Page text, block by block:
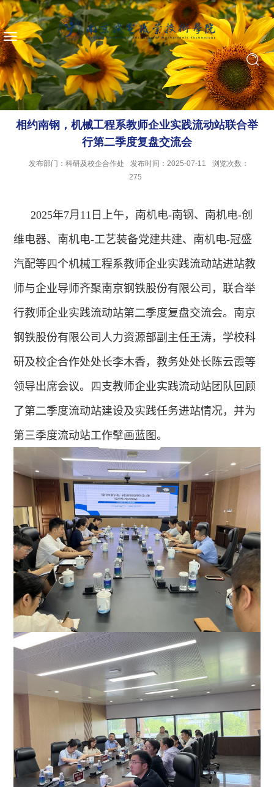
相约南钢，机械工程系教师企业实践流动站联合举
行第二季度复盘交流会
发布部门：科研及校企合作处 发布时间：2025-07-11
浏览次数：
275
2025年7月 11 日上午，南机电-南钢、南机电-创
维电器、南机电-工艺装备党建共建、南机电-冠盛
汽配等四个机械工程系教师企业实践流动站进站教
师与企业导师齐聚南京钢铁股份有限公司，联合举
行教师企业实践流动站第二季度复盘交流会。南京
钢铁股份有限公司人力资源部副主任王涛，学校科
研及校企合作处处长李木香，教务处处长陈云霞等
领导出席会议。
四 支教师企业实践流动站团队回顾
了第二季度流动站建设及实践任务进站情况，并为
第三季度流动站工作擘画蓝图。